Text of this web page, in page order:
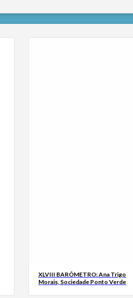
XLVIII BARÓMETRO: Ana Trigo
Morais, Sociedade Ponto Verde